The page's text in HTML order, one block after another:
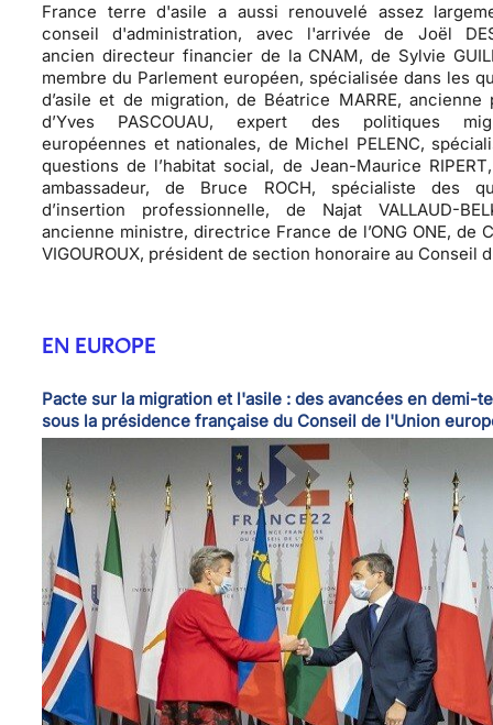
France terre d'asile a aussi renouvelé assez
conseil d'administration, avec l'arrivée de Joël
ancien directeur financier de la CNAM, de Sylvie
membre du Parlement européen, spécialisée dans les
d’asile et de migration, de Béatrice MARRE, ancienne
d’Yves PASCOUAU, expert des politiques
européennes et nationales, de Michel PELENC,
questions de l’habitat social, de Jean-Maurice RIPERT
ambassadeur, de Bruce ROCH, spécialiste des
d’insertion professionnelle, de Najat VALLAUD-
ancienne ministre, directrice France de l’ONG ONE, de
VIGOUROUX, président de section honoraire au Conseil
EN EUROPE
Pacte sur la migration et l'asile : des avancées en demi-
sous la présidence française du Conseil de l'Union